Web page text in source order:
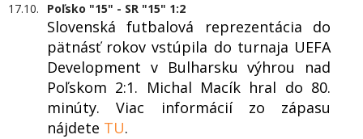
17.10. Poľsko "15" - SR "15" 1:2
Slovenská futbalová reprezentácia do
pätnásť rokov vstúpila do turnaja UEFA
Development v Bulharsku výhrou nad
Poľskom 2:1. Michal Macík hral do 80.
minúty. Viac informácií zo zápasu
nájdete TU.